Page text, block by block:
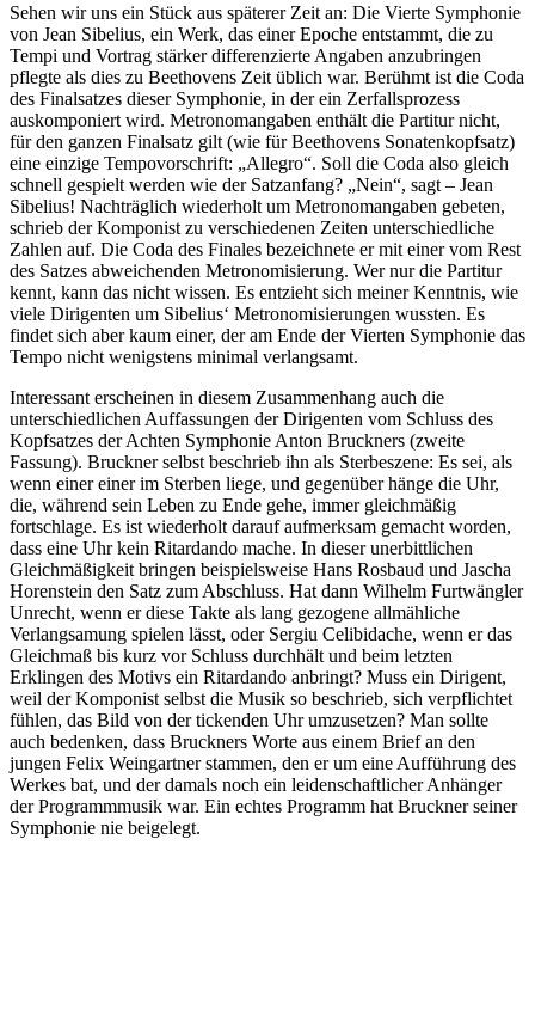
Sehen wir uns ein Stück aus späterer Zeit an: Die Vierte Symphonie
von Jean Sibelius, ein Werk, das einer Epoche entstammt, die zu
Tempi und Vortrag stärker differenzierte Angaben anzubringen
pflegte als dies zu Beethovens Zeit üblich war. Berühmt ist die Coda
des Finalsatzes dieser Symphonie, in der ein Zerfallsprozess
auskomponiert wird. Metronomangaben enthält die Partitur nicht,
für den ganzen Finalsatz gilt (wie für Beethovens Sonatenkopfsatz)
eine einzige Tempovorschrift: „Allegro“. Soll die Coda also gleich
schnell gespielt werden wie der Satzanfang? „Nein“, sagt – Jean
Sibelius! Nachträglich wiederholt um Metronomangaben gebeten,
schrieb der Komponist zu verschiedenen Zeiten unterschiedliche
Zahlen auf. Die Coda des Finales bezeichnete er mit einer vom Rest
des Satzes abweichenden Metronomisierung. Wer nur die Partitur
kennt, kann das nicht wissen. Es entzieht sich meiner Kenntnis, wie
viele Dirigenten um Sibelius‘ Metronomisierungen wussten. Es
findet sich aber kaum einer, der am Ende der Vierten Symphonie das
Tempo nicht wenigstens minimal verlangsamt.
Interessant erscheinen in diesem Zusammenhang auch die
unterschiedlichen Auffassungen der Dirigenten vom Schluss des
Kopfsatzes der Achten Symphonie Anton Bruckners (zweite
Fassung). Bruckner selbst beschrieb ihn als Sterbeszene: Es sei, als
wenn einer einer im Sterben liege, und gegenüber hänge die Uhr,
die, während sein Leben zu Ende gehe, immer gleichmäßig
fortschlage. Es ist wiederholt darauf aufmerksam gemacht worden,
dass eine Uhr kein Ritardando mache. In dieser unerbittlichen
Gleichmäßigkeit bringen beispielsweise Hans Rosbaud und Jascha
Horenstein den Satz zum Abschluss. Hat dann Wilhelm Furtwängler
Unrecht, wenn er diese Takte als lang gezogene allmähliche
Verlangsamung spielen lässt, oder Sergiu Celibidache, wenn er das
Gleichmaß bis kurz vor Schluss durchhält und beim letzten
Erklingen des Motivs ein Ritardando anbringt? Muss ein Dirigent,
weil der Komponist selbst die Musik so beschrieb, sich verpflichtet
fühlen, das Bild von der tickenden Uhr umzusetzen? Man sollte
auch bedenken, dass Bruckners Worte aus einem Brief an den
jungen Felix Weingartner stammen, den er um eine Aufführung des
Werkes bat, und der damals noch ein leidenschaftlicher Anhänger
der Programmmusik war. Ein echtes Programm hat Bruckner seiner
Symphonie nie beigelegt.